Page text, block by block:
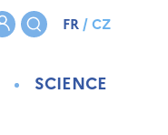
SCIENCE
FR/CZ